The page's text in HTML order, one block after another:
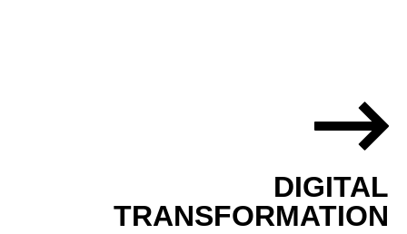
DIGITAL
TRANSFORMATION